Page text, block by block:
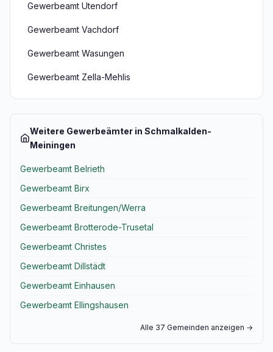
Gewerbeamt Utendorf
Gewerbeamt Vachdorf
Gewerbeamt Wasungen
Gewerbeamt Zella-Mehlis
Weitere Gewerbeämter in Schmalkalden-
Meiningen
Gewerbeamt Belrieth
Gewerbeamt Birx
Gewerbeamt Breitungen/Werra
Gewerbeamt Brotterode-Trusetal
Gewerbeamt Christes
Gewerbeamt Dillstädt
Gewerbeamt Einhausen
Gewerbeamt Ellingshausen
Alle 37 Gemeinden anzeigen →